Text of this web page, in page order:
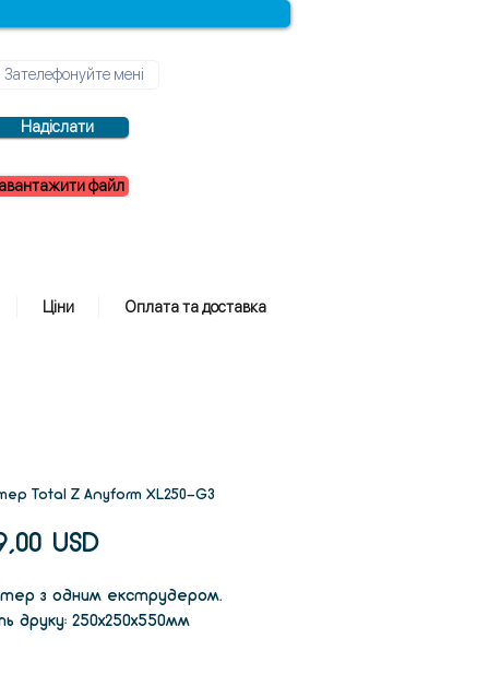
Надіслати
файл
Ціни Оплата та доставка
Total Z Anyform XL250-G3
USDЦіна
з одним екструдером.
друку: 250x250x550мм